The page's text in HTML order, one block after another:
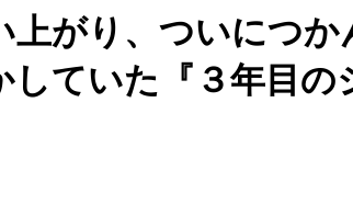
上がり、ついにつか
ていた『３年目の